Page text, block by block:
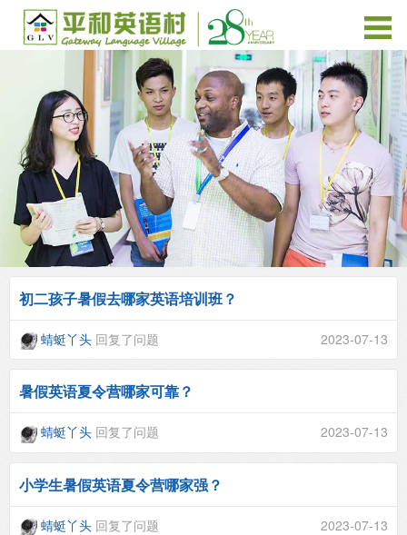
初二孩子暑假去哪家英语培训班？
蜻蜓丫头 回复了问题 2023-07-13
暑假英语夏令营哪家可靠？
蜻蜓丫头 回复了问题 2023-07-13
小学生暑假英语夏令营哪家强？
蜻蜓丫头 回复了问题 2023-07-13